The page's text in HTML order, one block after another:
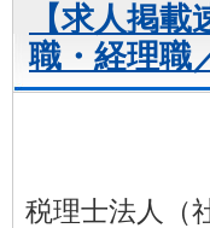
【求人掲
職・経理職
税理士法人